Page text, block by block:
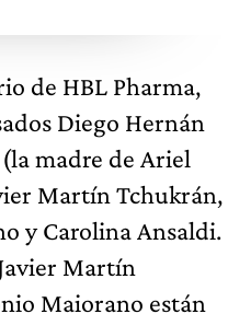
de HBL Pharma,
Diego Hernán
madre de Ariel
Martín Tchukrán,
y Carolina Ansaldi.
Martín
Maiorano están